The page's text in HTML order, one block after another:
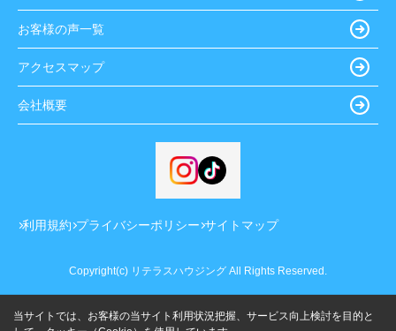
お客様の声一覧
アクセスマップ
会社概要
利用規約 プライバシーポリシー サイトマップ
Copyright(c) リテラスハウジング All Rights Reserved.
当サイトでは、お客様の当サイト利用状況把握、サービス向上検討を目的と